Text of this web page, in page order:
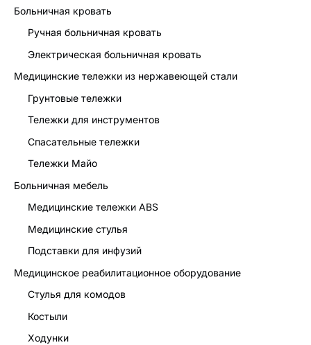
Больничная кровать
Ручная больничная кровать
Электрическая больничная кровать
Медицинские тележки из нержавеющей стали
Грунтовые тележки
Тележки для инструментов
Спасательные тележки
Тележки Майо
Больничная мебель
Медицинские тележки ABS
Медицинские стулья
Подставки для инфузий
Медицинское реабилитационное оборудование
Стулья для комодов
Костыли
Ходунки